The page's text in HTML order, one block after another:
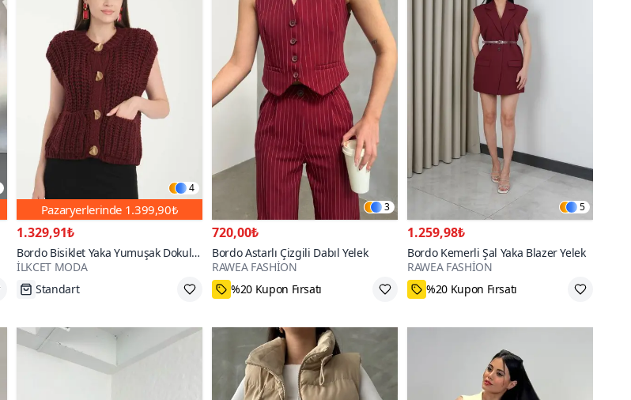
4
Pazaryerlerinde 1.399,90₺
1.329,91₺
Bordo Bisiklet Yaka Yumuşak Dokulu
Cepli Düğmeli Triko Yelek
İLKCET MODA
Standart
3
720,00₺
Bordo Astarlı Çizgili Dabıl Yelek
RAWEA FASHİON
%20 Kupon Fırsatı
5
1.259,98₺
Bordo Kemerli Şal Yaka Blazer Yelek
RAWEA FASHİON
%20 Kupon Fırsatı